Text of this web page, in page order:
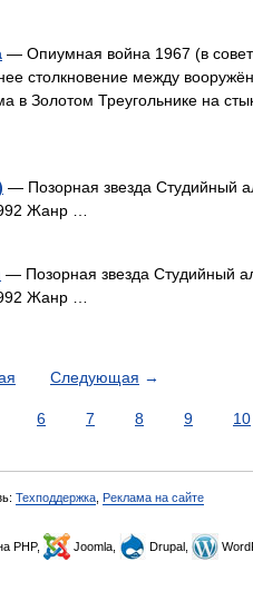
— Опиумная война 1967 (в
столкновение между
в Золотом Треугольнике на
— Позорная звезда Студийный
Жанр …
— Позорная звезда Студийный
Жанр …
Следующая →
6 7 8 9 10
Техподдержка Реклама на сайте
PHP, Joomla, Drupal,